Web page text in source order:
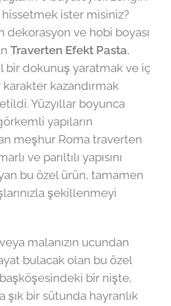
ister misiniz?
dekorasyon ve hobi boyası
Traverten Efekt Pasta,
bir dokunuş yaratmak ve iç
karakter kazandırmak
Yüzyıllar boyunca
yapıların
meşhur Roma traverten
ve parıltılı yapısını
bu özel ürün, tamamen
şekillenmeyi
veya malanızın ucundan
bulacak olan bu özel
bir nişte,
şık bir sütunda hayranlık